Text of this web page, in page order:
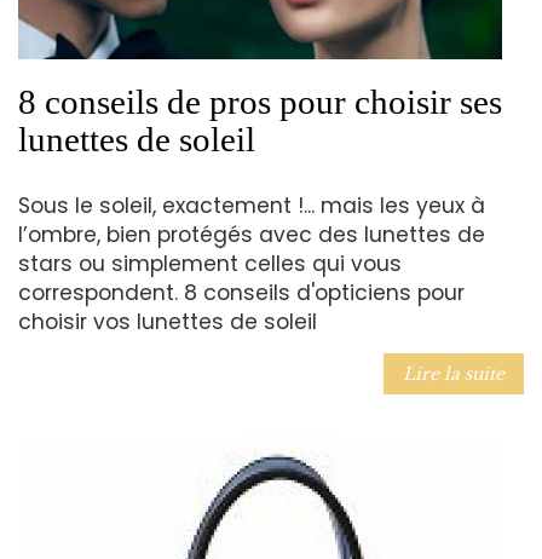
8 conseils de pros pour choisir ses
lunettes de soleil
Sous le soleil, exactement !... mais les yeux à
l’ombre, bien protégés avec des lunettes de
stars ou simplement celles qui vous
correspondent. 8 conseils d'opticiens pour
choisir vos lunettes de soleil
Lire la suite